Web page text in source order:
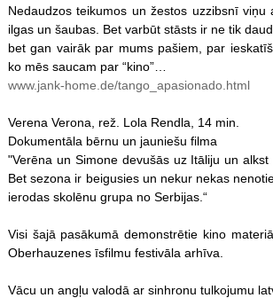
Nedaudzos teikumos un žestos uzzibsnī viņu
ilgas un šaubas. Bet varbūt stāsts ir ne tik
bet gan vairāk par mums pašiem, par
ko mēs saucam par “kino”…
www.jank-home.de/tango_apasionado.html
Verena Verona, rež. Lola Rendla, 14 min.
Dokumentāla bērnu un jauniešu filma
"Verēna un Simone devušās uz Itāliju un alkst
Bet sezona ir beigusies un nekur nekas
ierodas skolēnu grupa no Serbijas.“
Visi šajā pasākumā demonstrētie kino
Oberhauzenes īsfilmu festivāla arhīva.
Vācu un angļu valodā ar sinhronu tulkojumu